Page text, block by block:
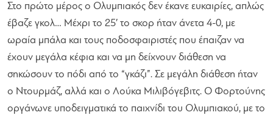
Στο πρώτο μέρος ο Ολυμπιακός δεν έκανε ευκαιρίες, απλώς
έβαζε γκολ… Μέχρι το 25′ το σκορ ήταν άνετα 4-0, με
ωραία μπάλα και τους ποδοσφαιριστές που έπαιζαν να
έχουν μεγάλα κέφια και να μη δείχνουν διάθεση να
σηκώσουν το πόδι από το “γκάζι”. Σε μεγάλη διάθεση ήταν
ο Ντουρμάζ, αλλά και ο Λούκα Μιλιβόγεβιτς. Ο Φορτούνης
οργάνωνε υποδειγματικά το παιχνίδι του Ολυμπιακού, με το